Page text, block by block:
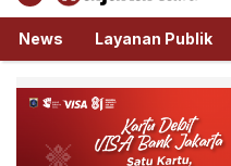
Haijakarta.id
Semua Tentang
News Layanan Publik